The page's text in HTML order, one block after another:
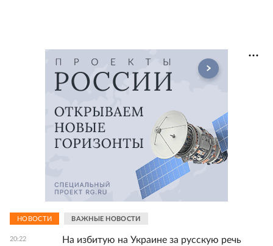
НОВОСТИ ВАЖНЫЕ НОВОСТИ
20:22
На избитую на Украине за русскую речь